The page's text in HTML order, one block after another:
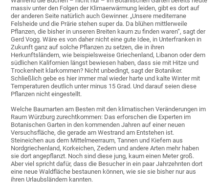
massiv unter den Folgen der Klimaerwärmung leiden, gibt es dort auf
der anderen Seite natürlich auch Gewinner. „Unsere mediterrane
Felsheide und die Prärie stehen super da. Da blühen mittlerweile
Pflanzen, die bisher in unseren Breiten kaum zu finden waren“, sagt der
Gerd Vogg. Wäre es von daher nicht eine gute Idee, in Unterfranken in
Zukunft ganz auf solche Pflanzen zu setzen, die in ihren
Herkunftsländern, wie beispielsweise Griechenland, Libanon oder dem
südlichen Kalifornien längst bewiesen haben, dass sie mit Hitze und
Trockenheit klarkommen? Nicht unbedingt, sagt der Botaniker.
Schließlich gebe es hier immer mal wieder harte und kalte Winter mit
Temperaturen deutlich unter minus 15 Grad. Und darauf seien diese
Pflanzen nicht eingestellt.
Welche Baumarten am Besten mit den klimatischen Veränderungen im
Raum Würzburg zurechtkommen: Das erforschen die Experten im
Botanischen Garten in den kommenden Jahren auf einer neuen
Versuchsfläche, die gerade am Westrand am Entstehen ist.
Steineichen aus dem Mittelmeerraum, Tannen und Kiefern aus
Nordgriechenland, Korkeichen, Zedern und andere Arten mehr haben
sie dort angepflanzt. Noch sind diese jung, kaum einen Meter groß.
Aber viel spricht dafür, dass die Besucher in ein paar Jahrzehnten dort
eine neue Waldfläche bestaunen können, wie sie sie bisher nur aus
ihren Urlaubsländern kannten.